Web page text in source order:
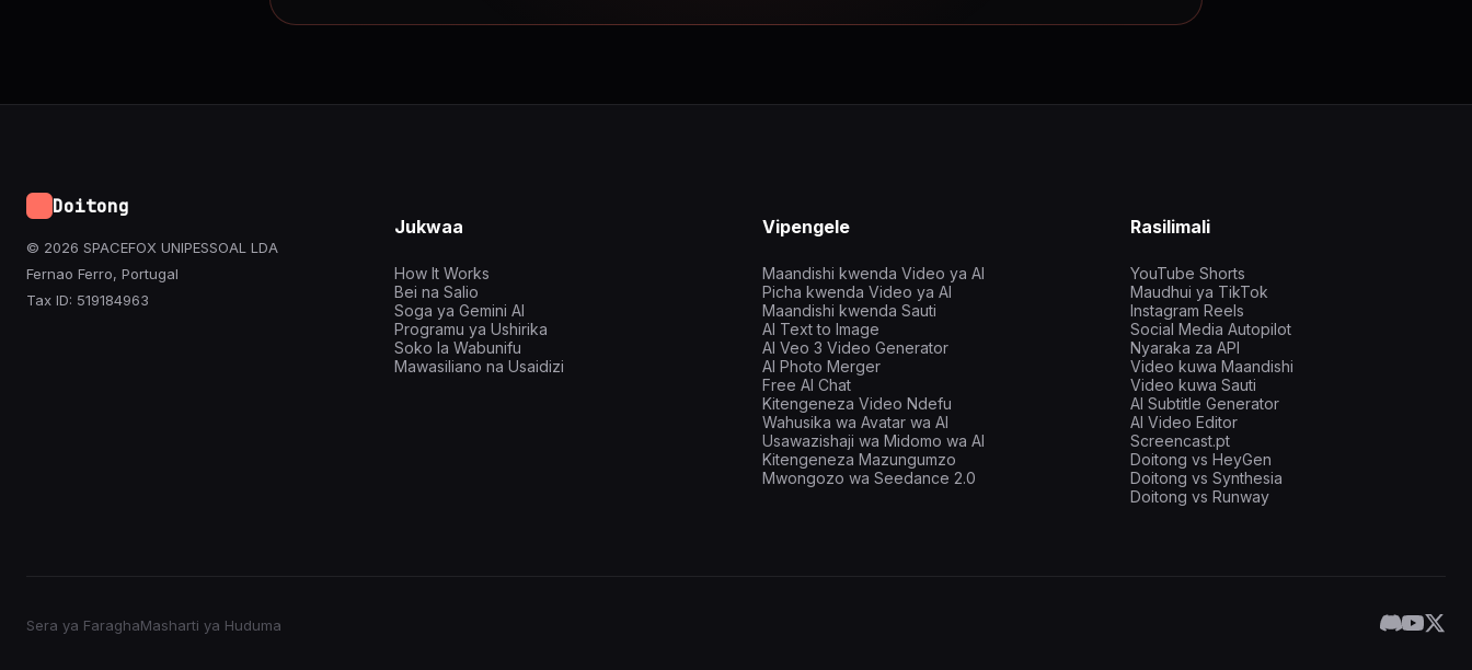
Doitong
© 2026 SPACEFOX UNIPESSOAL LDA
Fernao Ferro, Portugal
Tax ID: 519184963
Jukwaa
How It Works
Bei na Salio
Soga ya Gemini AI
Programu ya Ushirika
Soko la Wabunifu
Mawasiliano na Usaidizi
Vipengele
Maandishi kwenda Video ya AI
Picha kwenda Video ya AI
Maandishi kwenda Sauti
AI Text to Image
AI Veo 3 Video Generator
AI Photo Merger
Free AI Chat
Kitengeneza Video Ndefu
Wahusika wa Avatar wa AI
Usawazishaji wa Midomo wa AI
Kitengeneza Mazungumzo
Mwongozo wa Seedance 2.0
Rasilimali
YouTube Shorts
Maudhui ya TikTok
Instagram Reels
Social Media Autopilot
Nyaraka za API
Video kuwa Maandishi
Video kuwa Sauti
AI Subtitle Generator
AI Video Editor
Screencast.pt
Doitong vs HeyGen
Doitong vs Synthesia
Doitong vs Runway
Sera ya FaraghaMasharti ya Huduma